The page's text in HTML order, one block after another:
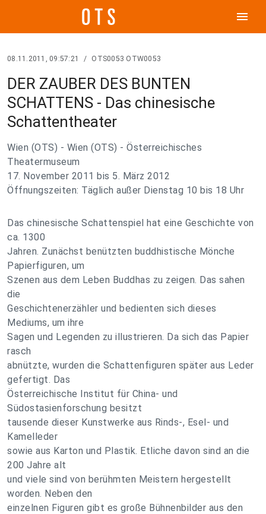
menu
08.11.2011, 09:57:21 / OTS0053 OTW0053
DER ZAUBER DES BUNTEN
SCHATTENS - Das chinesische
Schattentheater
Wien (OTS) - Wien (OTS) - Österreichisches
Theatermuseum
17. November 2011 bis 5. März 2012
Öffnungszeiten: Täglich außer Dienstag 10 bis 18 Uhr
Das chinesische Schattenspiel hat eine Geschichte von
ca. 1300
Jahren. Zunächst benützten buddhistische Mönche
Papierfiguren, um
Szenen aus dem Leben Buddhas zu zeigen. Das sahen
die
Geschichtenerzähler und bedienten sich dieses
Mediums, um ihre
Sagen und Legenden zu illustrieren. Da sich das Papier
rasch
abnützte, wurden die Schattenfiguren später aus Leder
gefertigt. Das
Österreichische Institut für China- und
Südostasienforschung besitzt
tausende dieser Kunstwerke aus Rinds-, Esel- und
Kamelleder
sowie aus Karton und Plastik. Etliche davon sind an die
200 Jahre alt
und viele sind von berühmten Meistern hergestellt
worden. Neben den
einzelnen Figuren gibt es große Bühnenbilder aus den